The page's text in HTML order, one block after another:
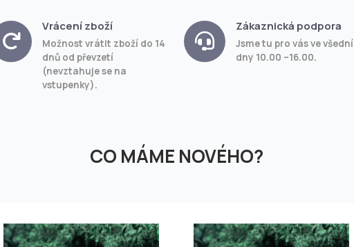
Vrácení zboží
Možnost vrátit zboží do 14
dnů od převzetí
(nevztahuje se na
vstupenky).
Zákaznická podpora
Jsme tu pro vás ve všední
dny 10.00 –16.00.
CO MÁME NOVÉHO?